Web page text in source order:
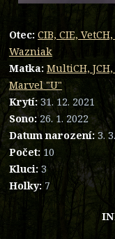
Otec: CIB, CIE,
Wazniak
Matka: MultiCH,
Marvel "U"
Krytí:31. 12. 2021
Sono:26. 1. 2022
Datum narození:3.
Počet: 10
Kluci: 3
Holky: 7